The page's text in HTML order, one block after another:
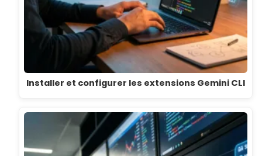
Installer et configurer les extensions Gemini CLI